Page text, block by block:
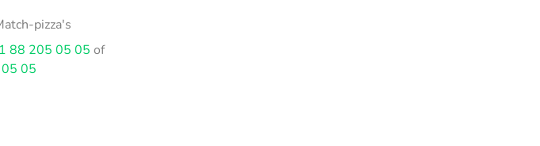
pizza's
88 205 05 05 of
05